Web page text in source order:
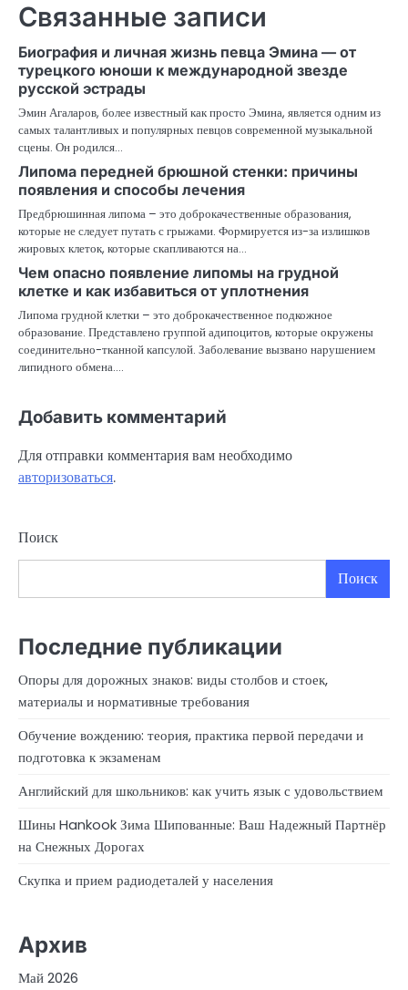
Связанные записи
Биография и личная жизнь певца Эмина — от
турецкого юноши к международной звезде
русской эстрады
Эмин Агаларов, более известный как просто Эмина, является одним из
самых талантливых и популярных певцов современной музыкальной
сцены. Он родился…
Липома передней брюшной стенки: причины
появления и способы лечения
Предбрюшинная липома – это доброкачественные образования,
которые не следует путать с грыжами. Формируется из-за излишков
жировых клеток, которые скапливаются на…
Чем опасно появление липомы на грудной
клетке и как избавиться от уплотнения
Липома грудной клетки – это доброкачественное подкожное
образование. Представлено группой адипоцитов, которые окружены
соединительно-тканной капсулой. Заболевание вызвано нарушением
липидного обмена.…
Добавить комментарий
Для отправки комментария вам необходимо
авторизоваться.
Поиск
Поиск
Последние публикации
Опоры для дорожных знаков: виды столбов и стоек,
материалы и нормативные требования
Обучение вождению: теория, практика первой передачи и
подготовка к экзаменам
Английский для школьников: как учить язык с удовольствием
Шины Hankook Зима Шипованные: Ваш Надежный Партнёр
на Снежных Дорогах
Скупка и прием радиодеталей у населения
Архив
Май 2026